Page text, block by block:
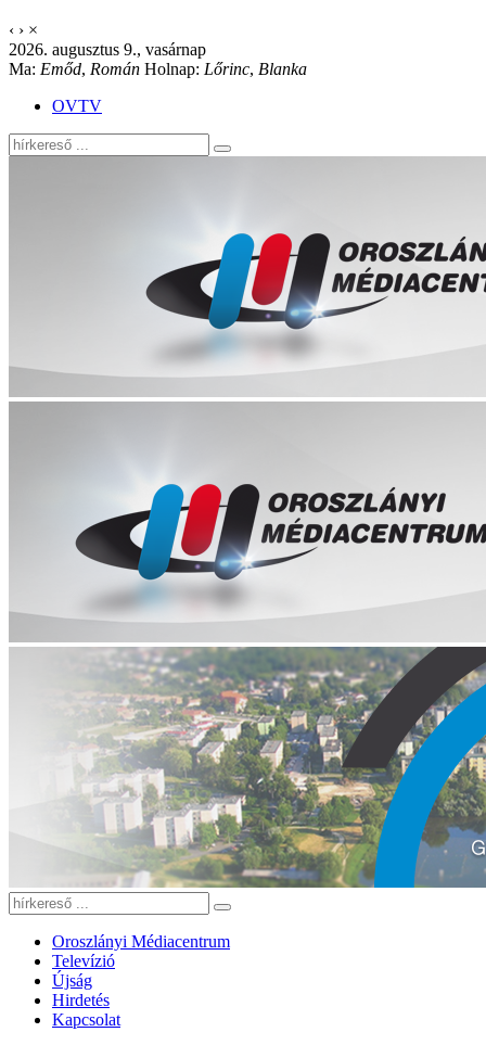
‹ › ×
2026. augusztus 9., vasárnap
Ma: Emőd, Román Holnap: Lőrinc, Blanka
OVTV
Oroszlányi Médiacentrum
Televízió
Újság
Hirdetés
Kapcsolat